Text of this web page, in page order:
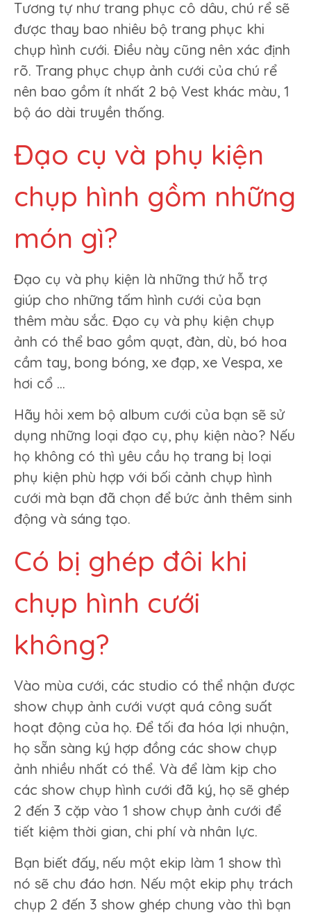
Tương tự như trang phục cô dâu, chú rể sẽ
được thay bao nhiêu bộ trang phục khi
chụp hình cưới. Điều này cũng nên xác định
rõ. Trang phục chụp ảnh cưới của chú rể
nên bao gồm ít nhất 2 bộ Vest khác màu, 1
bộ áo dài truyền thống.
Đạo cụ và phụ kiện
chụp hình gồm những
món gì?
Đạo cụ và phụ kiện là những thứ hỗ trợ
giúp cho những tấm hình cưới của bạn
thêm màu sắc. Đạo cụ và phụ kiện chụp
ảnh có thể bao gồm quạt, đàn, dù, bó hoa
cầm tay, bong bóng, xe đạp, xe Vespa, xe
hơi cổ …
Hãy hỏi xem bộ album cưới của bạn sẽ sử
dụng những loại đạo cụ, phụ kiện nào? Nếu
họ không có thì yêu cầu họ trang bị loại
phụ kiện phù hợp với bối cảnh chụp hình
cưới mà bạn đã chọn để bức ảnh thêm sinh
động và sáng tạo.
Có bị ghép đôi khi
chụp hình cưới
không?
Vào mùa cưới, các studio có thể nhận được
show chụp ảnh cưới vượt quá công suất
hoạt động của họ. Để tối đa hóa lợi nhuận,
họ sẵn sàng ký hợp đồng các show chụp
ảnh nhiều nhất có thể. Và để làm kịp cho
các show chụp hình cưới đã ký, họ sẽ ghép
2 đến 3 cặp vào 1 show chụp ảnh cưới để
tiết kiệm thời gian, chi phí và nhân lực.
Bạn biết đấy, nếu một ekip làm 1 show thì
nó sẽ chu đáo hơn. Nếu một ekip phụ trách
chụp 2 đến 3 show ghép chung vào thì bạn